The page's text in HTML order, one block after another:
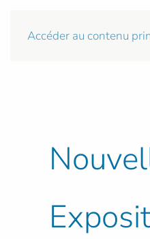
Accéder au contenu